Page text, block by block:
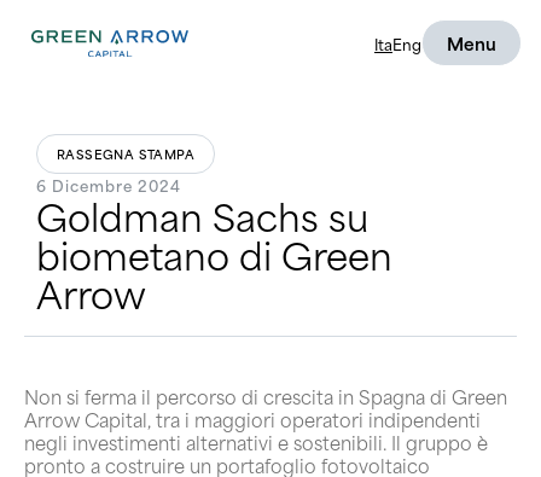
ItaEng Menu
RASSEGNA STAMPA
6 Dicembre 2024
Goldman Sachs su
biometano di Green
Arrow
Non si ferma il percorso di crescita in Spagna di Green
Arrow Capital, tra i maggiori operatori indipendenti
negli investimenti alternativi e sostenibili. Il gruppo è
pronto a costruire un portafoglio fotovoltaico